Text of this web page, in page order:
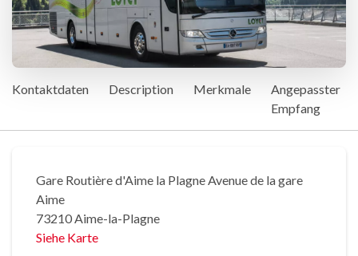
Kontaktdaten Description Merkmale
Angepasster
Empfang
Gare Routière d'Aime la Plagne Avenue de la gare
Aime
73210 Aime-la-Plagne
Siehe Karte